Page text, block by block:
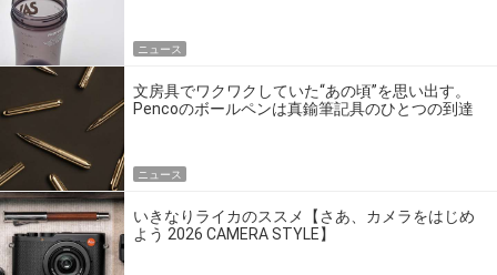
ニュース
文房具でワクワクしていた“あの頃”を思い出す。
Pencoのボールペンは真鍮筆記具のひとつの到達
ニュース
いきなりライカのススメ【さあ、カメラをはじめ
よう 2026 CAMERA STYLE】